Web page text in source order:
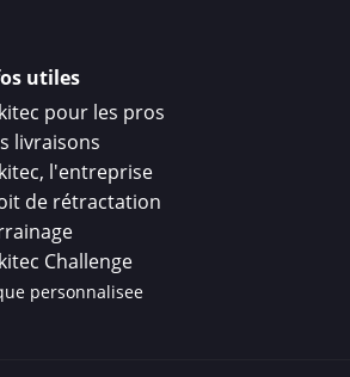
utiles
pour les pros
livraisons
l'entreprise
de rétractation
Challenge
personnalisee